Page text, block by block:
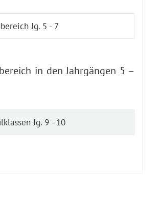
Jg. 5 - 7
in den Jahrgängen 5 –
Jg. 9 - 10